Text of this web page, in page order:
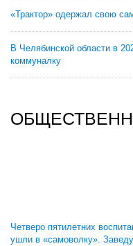
«Трактор» одержал свою
В Челябинской области в
коммуналку
Четверо пятилетних
ушли в «самоволку».